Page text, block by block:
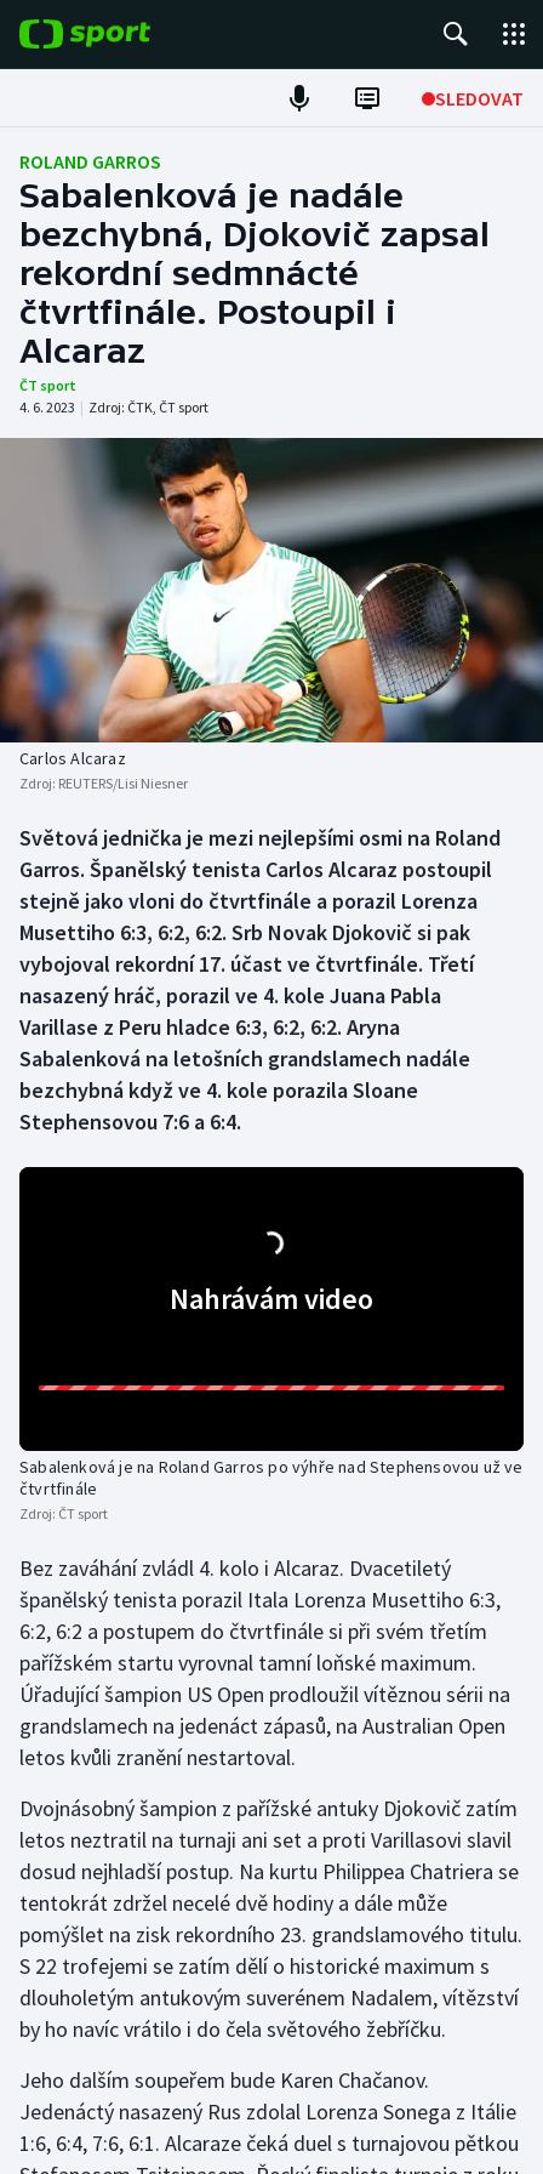
SLEDOVAT
Fotbal
Hokej
Tenis
Atletika
Cyklistika
DALŠÍ SPORTY
Americký fotbal
Baseball a softbal
Basketbal
Biatlon
Boby a skeleton
Box
Curling
Dostihy
Florbal
Futsal
Golf
Lyže a snowboard
Motorsport
Olympijské hry
Parasport
Plážový volejbal
Ragby
Rychlobruslení
Rychlostní kanoistika
Short track
Sportovní střelba
NEPŘEHLÉDNĚTE
Historické návraty
Aplikace ČT sport
AZ kvíz
ROLAND GARROS
Sabalenková je nadále
bezchybná, Djokovič zapsal
rekordní sedmnácté
čtvrtfinále. Postoupil i
Alcaraz
ČT sport
4. 6. 2023 | Zdroj: ČTK, ČT sport
Carlos Alcaraz
Zdroj: REUTERS/Lisi Niesner
Světová jednička je mezi nejlepšími osmi na Roland
Garros. Španělský tenista Carlos Alcaraz postoupil
stejně jako vloni do čtvrtfinále a porazil Lorenza
Musettiho 6:3, 6:2, 6:2. Srb Novak Djokovič si pak
vybojoval rekordní 17. účast ve čtvrtfinále. Třetí
nasazený hráč, porazil ve 4. kole Juana Pabla
Varillase z Peru hladce 6:3, 6:2, 6:2. Aryna
Sabalenková na letošních grandslamech nadále
bezchybná když ve 4. kole porazila Sloane
Stephensovou 7:6 a 6:4.
Nahrávám video
Sabalenková je na Roland Garros po výhře nad Stephensovou už ve
čtvrtfinále
Zdroj: ČT sport
Bez zaváhání zvládl 4. kolo i Alcaraz. Dvacetiletý
španělský tenista porazil Itala Lorenza Musettiho 6:3,
6:2, 6:2 a postupem do čtvrtfinále si při svém třetím
pařížském startu vyrovnal tamní loňské maximum.
Úřadující šampion US Open prodloužil vítěznou sérii na
grandslamech na jedenáct zápasů, na Australian Open
letos kvůli zranění nestartoval.
Dvojnásobný šampion z pařížské antuky Djokovič zatím
letos neztratil na turnaji ani set a proti Varillasovi slavil
dosud nejhladší postup. Na kurtu Philippea Chatriera se
tentokrát zdržel necelé dvě hodiny a dále může
pomýšlet na zisk rekordního 23. grandslamového titulu.
S 22 trofejemi se zatím dělí o historické maximum s
dlouholetým antukovým suverénem Nadalem, vítězství
by ho navíc vrátilo i do čela světového žebříčku.
Jeho dalším soupeřem bude Karen Chačanov.
Jedenáctý nasazený Rus zdolal Lorenza Sonega z Itálie
1:6, 6:4, 7:6, 6:1. Alcaraze čeká duel s turnajovou pětkou